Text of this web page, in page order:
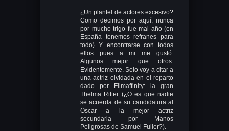
¿Un plantel de actores excesivo?
Como decimos por aquí, nunca
por mucho trigo fue mal año (en
España tenemos refranes para
todo) Y encontrarse con todos
ellos pues a mi me gustó.
Algunos mejor que otros.
Evidentemente. Solo voy a citar a
una actriz olvidada en el reparto
dado por Filmaffinity: la gran
Thelma Ritter (¿O es que nadie
se acuerda de su candidatura al
Oscar a la mejor actriz
secundaria por Manos
Peligrosas de Samuel Fuller?).